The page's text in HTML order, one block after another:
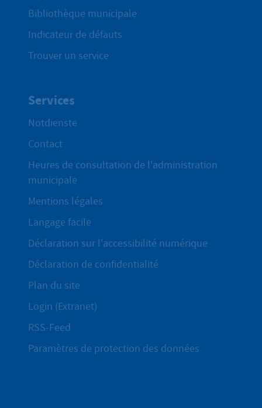
Bibliothèque municipale
Indicateur de défauts
Trouver un service
Services
Notdienste
Contact
Heures de consultation de l'administration
municipale
Mentions légales
Langage facile
Déclaration sur l'accessibilité numérique
Déclaration de confidentialité
Plan du site
Login (Extranet)
RSS-Feed
Paramètres de protection des données